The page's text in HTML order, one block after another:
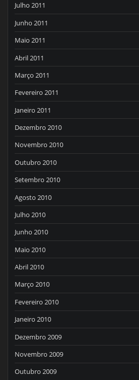
Julho 2011
Junho 2011
Maio 2011
Abril 2011
Março 2011
Fevereiro 2011
Janeiro 2011
Dezembro 2010
Novembro 2010
Outubro 2010
Setembro 2010
Agosto 2010
Julho 2010
Junho 2010
Maio 2010
Abril 2010
Março 2010
Fevereiro 2010
Janeiro 2010
Dezembro 2009
Novembro 2009
Outubro 2009